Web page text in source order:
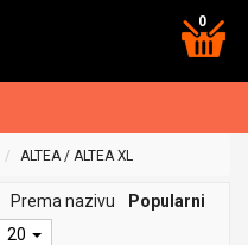
0
ALTEA / ALTEA XL
Prema nazivu
Popularni
20